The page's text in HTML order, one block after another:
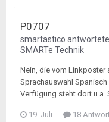
P0707
smartastico
SMARTe Technik
Nein, die vom
Sprachauswahl
Verfügung steht dort u.a.
19. Juli 18